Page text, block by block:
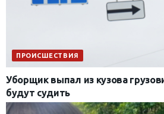
ПРОИСШЕСТВИЯ
Уборщик выпал из кузова
будут судить